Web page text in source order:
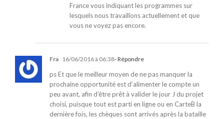
France vous indiquant les programmes sur
lesquels nous travaillons actuellement et que
vous ne voyez pas encore.
Fra 16/06/2016 à 06:38- Répondre
ps Et que le meilleur moyen de ne pas manquer la
prochaine opportunité est d’alimenter le compte un
peu avant, afin d’être prêt à valider le jour J du projet
choisi, puisque tout est parti en ligne ou en CarteB la
dernière fois, les chèques sont arrivés après la bataille